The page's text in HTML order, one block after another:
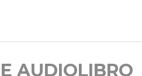
AUDIOLIBRO